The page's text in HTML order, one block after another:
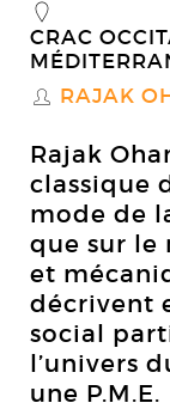
_
CRAC
S RAJAK
Rajak
classique
mode de
que sur le
et
décrivent
social
l’univers
une P.M.E.